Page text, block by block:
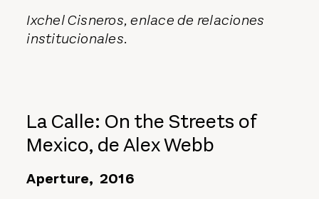
Ixchel Cisneros, enlace de relaciones
institucionales.
La Calle: On the Streets of
Mexico, de Alex Webb
Aperture, 2016